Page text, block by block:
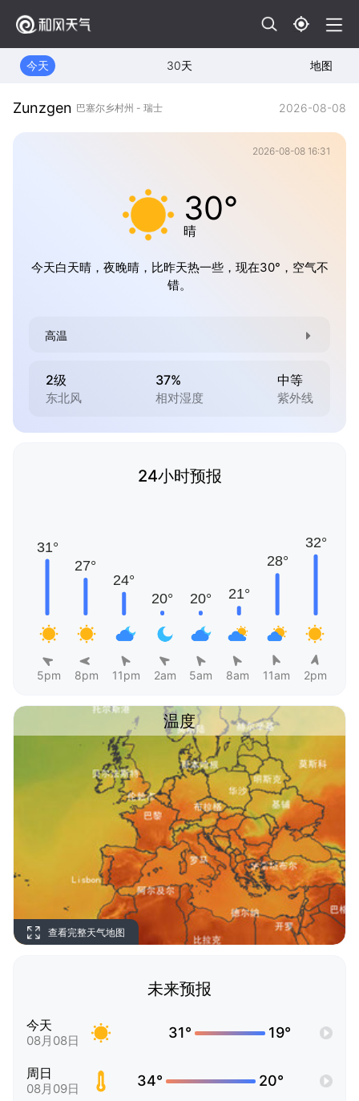
今天 30天 地图
Zunzgen 巴塞尔乡村州 - 瑞士 2026-08-08
2026-08-08 16:31
30°
晴
今天白天晴，夜晚晴，比昨天热一些，现在30°，空气不
错。
高温
2级
东北风
37%
相对湿度
中等
紫外线
24小时预报
5pm 8pm 11pm 2am 5am 8am 11am 2pm
温度
查看完整天气地图
未来预报
今天
08月08日 31° 19°
周日
08月09日 34° 20°